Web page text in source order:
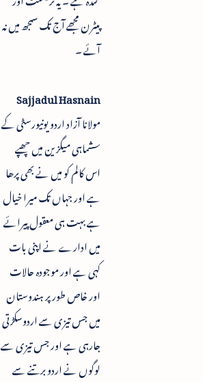
پیٹرن مجھے آج تک سمجھ میں نہ
آئے ۔
Sajjadul Hasnain
مولانا آزاد اردو یونیورسٹی کے
سشماہی میگزین میں چھپے
اس کالم کو میں نے بھی پرھا
ہے اور جہاں تک میرا خیال
ہے بہت ہی معقول پیرائے
میں ادارے نے اپنی بات
کہی ہے اور موجودہ حالات
اور خاص طور پر ہندوستان
میں جس تیزی سے اردوسکڑتی
جارہی ہے اور جس تیزی سے
لوگوں نے اردو برتنے سے